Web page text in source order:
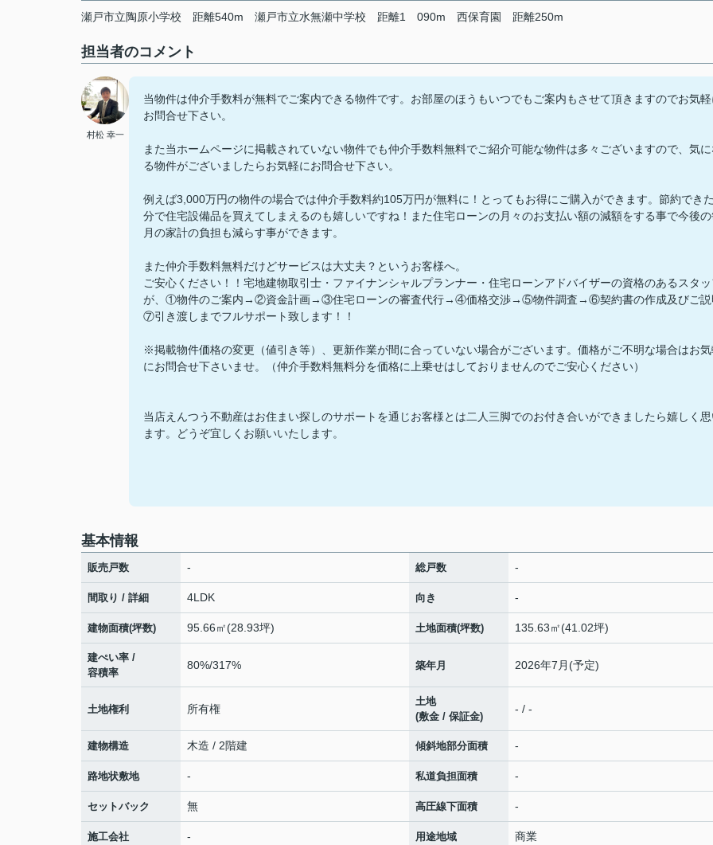
瀬戸市立陶原小学校 距離540m 瀬戸市立水無瀬中学校 距離1 090m 西保育園 距離250m
担当者のコメント
村松 幸一
当物件は仲介手数料が無料でご案内できる物件です。お部屋のほうもいつでもご案内もさせて頂きますのでお気
お問合せ下さい。
また当ホームページに掲載されていない物件でも仲介手数料無料でご紹介可能な物件は多々ございますので、気
る物件がございましたらお気軽にお問合せ下さい。
例えば3,000万円の物件の場合では仲介手数料約105万円が無料に！とってもお得にご購入ができます。節約でき
分で住宅設備品を買えてしまえるのも嬉しいですね！また住宅ローンの月々のお支払い額の減額をする事で今後
月の家計の負担も減らす事ができます。
また仲介手数料無料だけどサービスは大丈夫？というお客様へ。
ご安心ください！！宅地建物取引士・ファイナンシャルプランナー・住宅ローンアドバイザーの資格のあるスタ
が、①物件のご案内→②資金計画→③住宅ローンの審査代行→④価格交渉→⑤物件調査→⑥契約書の作成及びご説
⑦引き渡しまでフルサポート致します！！
※掲載物件価格の変更（値引き等）、更新作業が間に合っていない場合がございます。価格がご不明な場合はお
にお問合せ下さいませ。（仲介手数料無料分を価格に上乗せはしておりませんのでご安心ください）
当店えんつう不動産はお住まい探しのサポートを通じお客様とは二人三脚でのお付き合いができましたら嬉しく
ます。どうぞ宜しくお願いいたします。
基本情報
販売戸数 - 総戸数 -
間取り / 詳細 4LDK 向き -
建物面積(坪数) 95.66㎡(28.93坪) 土地面積(坪数) 135.63㎡(41.02坪)
建ぺい率 /
容積率
80%/317% 築年月 2026年7月(予定)
土地権利 所有権
土地
(敷金 / 保証金)
- / -
建物構造 木造 / 2階建 傾斜地部分面積 -
路地状敷地 - 私道負担面積 -
セットバック 無 高圧線下面積 -
施工会社 - 用途地域 商業